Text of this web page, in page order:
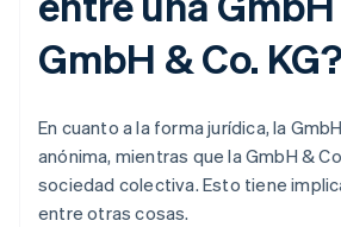
GmbH & Co. KG?
En cuanto a la forma jurídica, la
anónima, mientras que la GmbH &
sociedad colectiva. Esto tiene
entre otras cosas.